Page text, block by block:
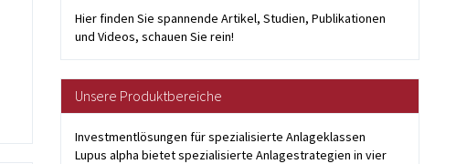
Hier finden Sie spannende Artikel, Studien, Publikationen
und Videos, schauen Sie rein!
Unsere Produktbereiche
Investmentlösungen für spezialisierte Anlageklassen
Lupus alpha bietet spezialisierte Anlagestrategien in vier